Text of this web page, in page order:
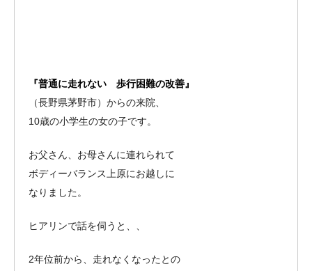
『普通に走れない 歩行困難の改善』
（長野県茅野市）からの来院、
10歳の小学生の女の子です。
お父さん、お母さんに連れられて
ボディーバランス上原にお越しに
なりました。
ヒアリンで話を伺うと、、
2年位前から、走れなくなったとの